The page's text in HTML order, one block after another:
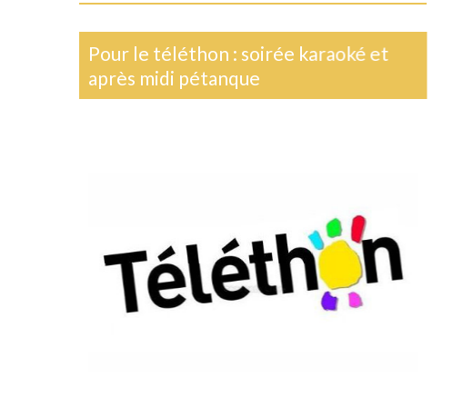
Pour le téléthon : soirée karaoké et
après midi pétanque